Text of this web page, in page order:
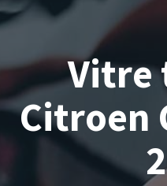
Vitre
Citroen